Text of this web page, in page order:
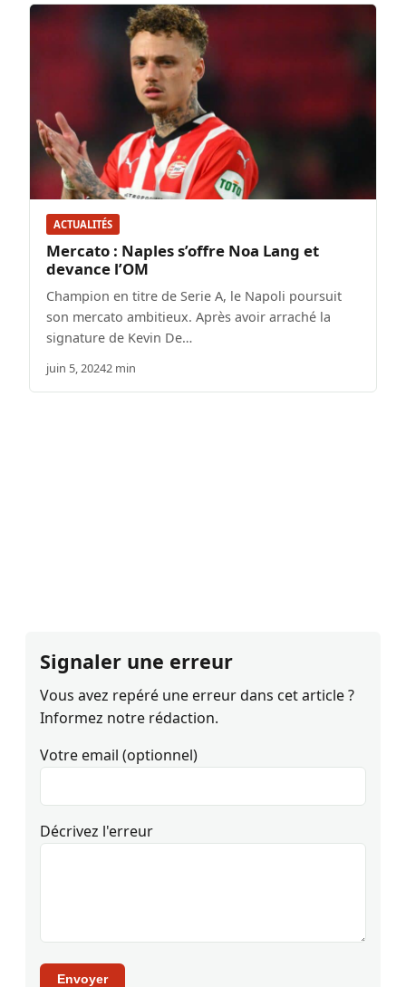
ACTUALITÉS
Mercato : Naples s’offre Noa Lang et
devance l’OM
Champion en titre de Serie A, le Napoli poursuit
son mercato ambitieux. Après avoir arraché la
signature de Kevin De…
juin 5, 20242 min
Signaler une erreur
Vous avez repéré une erreur dans cet article ?
Informez notre rédaction.
Votre email (optionnel)
Décrivez l'erreur
Envoyer